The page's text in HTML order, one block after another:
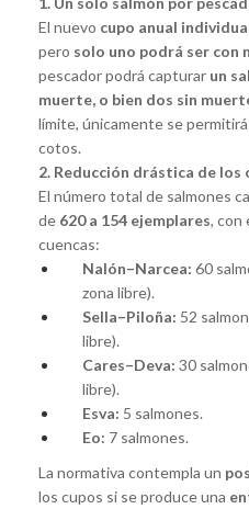
El nuevo cupo anual
pero solo uno podrá ser con
pescador podrá capturar un
muerte, o bien dos sin
límite, únicamente se
cotos.
2. Reducción drástica de los
El número total de salmones
de 620 a 154 ejemplares, con
cuencas:
Nalón–Narcea: 60
zona libre).
Sella–Piloña: 52
libre).
Cares–Deva: 30
libre).
Esva: 5 salmones.
Eo: 7 salmones.
La normativa contempla un
los cupos si se produce una